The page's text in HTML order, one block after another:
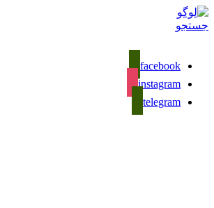
جستجو
facebook
instagram
telegram